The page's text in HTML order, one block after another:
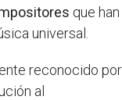
que han
universal.
reconocido por
al